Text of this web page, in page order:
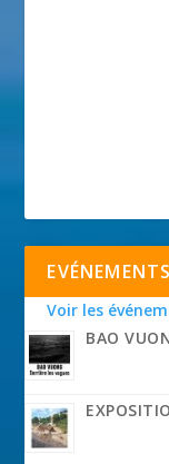
EVÉNEMENTS
Voir les
BAO